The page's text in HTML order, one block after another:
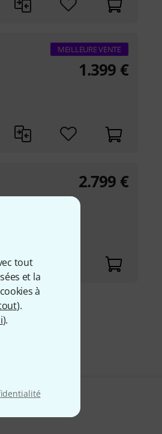
tout
et la
à
).
).
MEILLEURE VENTE
1.399 €
2.799 €